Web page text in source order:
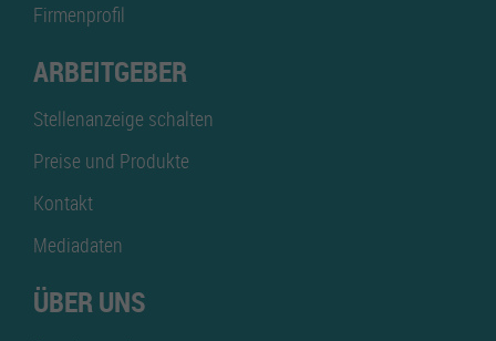
Firmenprofil
ARBEITGEBER
Stellenanzeige schalten
Preise und Produkte
Kontakt
Mediadaten
ÜBER UNS